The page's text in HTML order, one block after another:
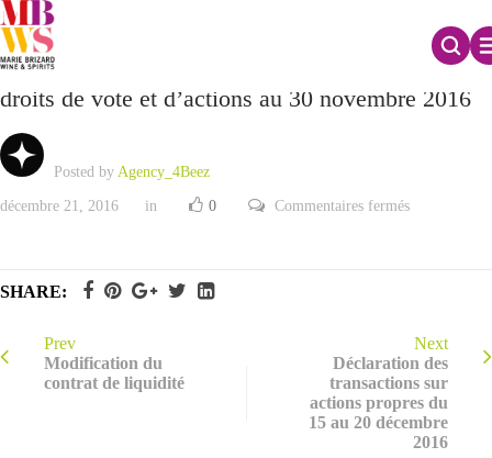
Déclaration mensuelle relative au nombre total de
droits de vote et d’actions au 30 novembre 2016
Posted by Agency_4Beez
décembre 21, 2016 in 0 Commentaires ferméssur
de
vote
et
d’actions
au
30
novembre
2016
SHARE:
Prev
Modification du
contrat de liquidité
Next
Déclaration des
transactions sur
actions propres du
15 au 20 décembre
2016